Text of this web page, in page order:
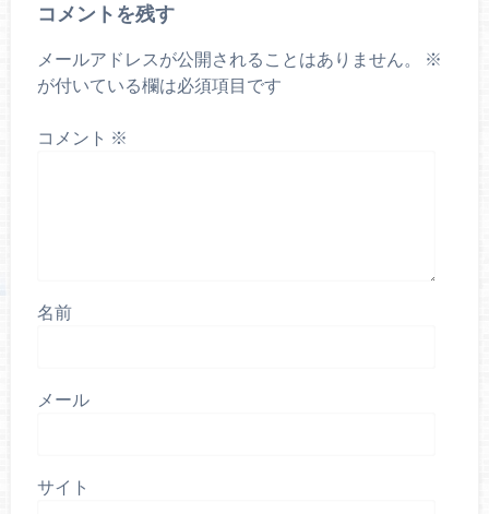
コメントを残す
メールアドレスが公開されることはありません。
※
が付いている欄は必須項目です
コメント ※
名前
メール
サイト